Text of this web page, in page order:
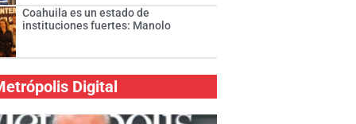
Coahuila es un estado de
instituciones fuertes: Manolo
Digital